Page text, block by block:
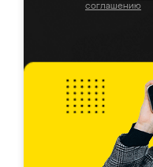
соглашению